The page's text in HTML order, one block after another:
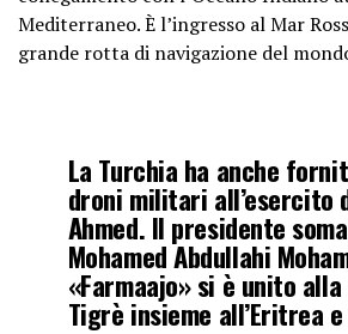
Mediterraneo. È l’ingresso al Mar
grande rotta di navigazione del
La Turchia ha anche
droni militari all’esercito
Ahmed. Il presidente
Mohamed Abdullahi
«Farmaajo» si è unito
Tigrè insieme all’Eritrea